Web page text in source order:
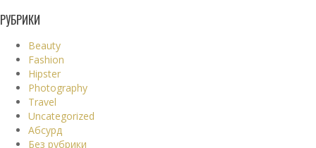
РУБРИКИ
Beauty
Fashion
Hipster
Photography
Travel
Uncategorized
Абсурд
Без рубрики